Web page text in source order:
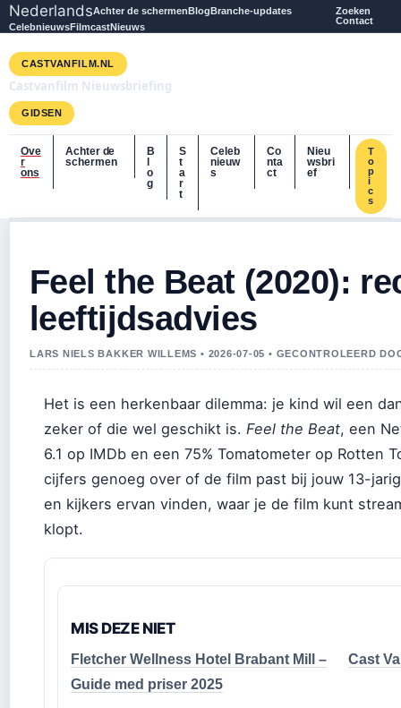
NederlandsAchter de schermenBlogBranche-updates
CelebnieuwsFilmcastNieuws
Zoeken
Contact
CASTVANFILM.NL
Castvanfilm Nieuwsbriefing
GIDSEN
Ove
r
ons
Achter de
schermen
B
o
g
S
t
a
r
t
Celeb
nieuw
s
Co
nta
ct
Nieu
wsbri
ef
T
o
p
i
c
s
Feel the Beat (2020):
leeftijdsadvies
LARS NIELS BAKKER WILLEMS • 2026-07-05 • GECONTROLEERD
Het is een herkenbaar dilemma: je kind wil een
zeker of die wel geschikt is. Feel the Beat, een
6.1 op IMDb en een 75% Tomatometer op Rotten
cijfers genoeg over of de film past bij jouw 13-
en kijkers ervan vinden, waar je de film kunt
klopt.
MIS DEZE NIET
Fletcher Wellness Hotel Brabant Mill –
Guide med priser 2025
Cast